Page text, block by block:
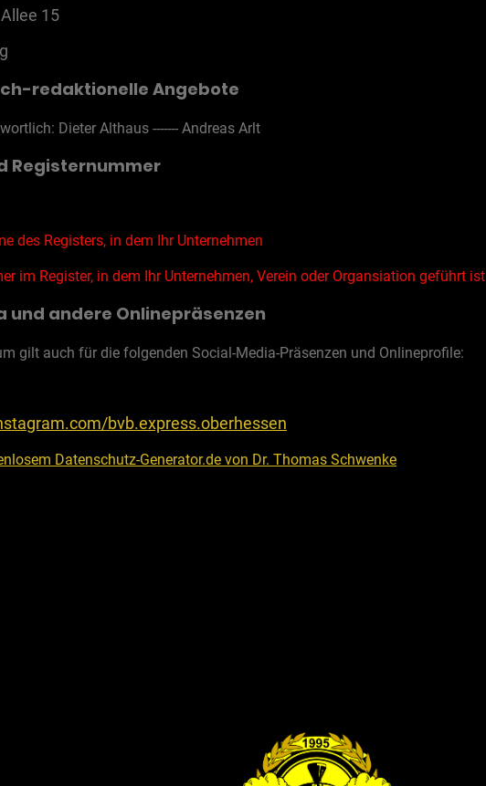
15
redaktionelle Angebote
Dieter Althaus ------- Andreas Arlt
Registernummer
des Registers, in dem Ihr Unternehmen
im Register, in dem Ihr Unternehmen, Verein oder Organsiation geführt ist
und andere Onlinepräsenzen
gilt auch für die folgenden Social-Media-Präsenzen und Onlineprofile:
bvb.express.oberhessen
Datenschutz-Generator.de von Dr. Thomas Schwenke